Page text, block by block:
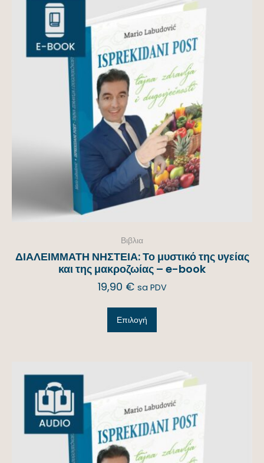
Βιβλια
ΔΙΑΛΕΙΜΜΑΤΗ ΝΗΣΤΕΙΑ: Το μυστικό της υγείας
και της μακροζωίας – e-book
19,90 € sa PDV
Επιλογή